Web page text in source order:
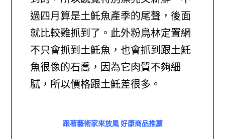
過四月算是土魠魚產季的尾聲，後面
就比較難抓到了。此外粉鳥林定置網
不只會抓到土魠魚，也會抓到跟土魠
魚很像的石喬，因為它肉質不夠細
膩，所以價格跟土魠差很多。
跟著藝術家來放風 好康商品推薦